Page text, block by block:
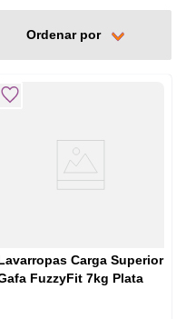
Carga Superior
FuzzyFit 7kg Plata